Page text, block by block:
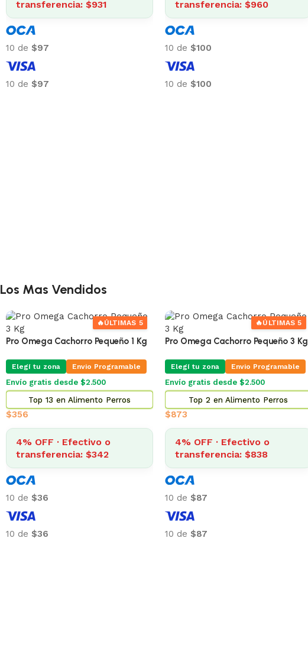
transferencia: $1.622
10 de $169
10 de $169
transferencia: $931
10 de $97
10 de $97
Los Mas Vendidos
🔥ÚLTIMAS 5
Pro Omega Cachorro Pequeño 1 Kg
Elegí tu zona Envio Programable
Envío gratis desde $2.500
Top 13 en Alimento Perros
$356
4% OFF · Efectivo o
transferencia: $342
10 de $36
10 de $36
🔥ÚLTIMAS 5
Pro Omega Cachorro Pequeño 3 Kg
Elegí tu zona Envio Programable
Envío gratis desde $2.500
Top 2 en Alimento Perros
$873
4% OFF · Efectivo o
transferencia: $838
10 de $87
10 de $87